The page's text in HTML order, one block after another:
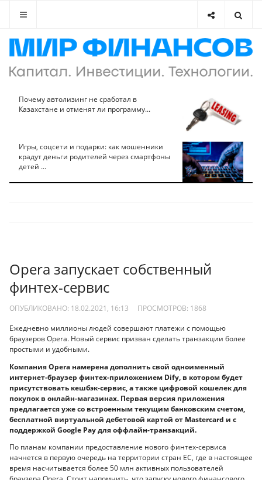
Почему автолизинг не сработал в
Казахстане и отменят ли программу...
Игры, соцсети и подарки: как мошенники
крадут деньги родителей через смартфоны
детей ...
Opera запускает собственный
финтех-сервис
ОПУБЛИКОВАНО: 18.02.2021, 16:13 ПРОСМОТРОВ: 1868
Ежедневно миллионы людей совершают платежи с помощью
браузеров Opera. Новый сервис призван сделать транзакции более
простыми и удобными.
Компания Opera намерена дополнить свой одноименный
интернет-браузер финтех-приложением Dify, в котором будет
присутствовать кешбэк-сервис, а также цифровой кошелек для
покупок в онлайн-магазинах. Первая версия приложения
предлагается уже со встроенным текущим банковским счетом,
бесплатной виртуальной дебетовой картой от Mastercard и с
поддержкой Google Pay для оффлайн-транзакций.
По планам компании предоставление нового финтех-сервиса
начнется в первую очередь на территории стран ЕС, где в настоящее
время насчитывается более 50 млн активных пользователей